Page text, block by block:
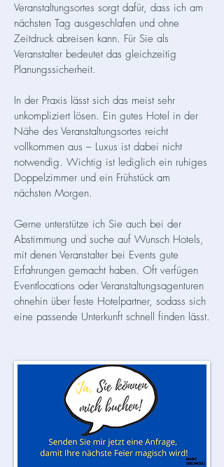
Veranstaltungsortes sorgt dafür, dass ich am
nächsten Tag ausgeschlafen und ohne
Zeitdruck abreisen kann. Für Sie als
Veranstalter bedeutet das gleichzeitig
Planungssicherheit.
In der Praxis lässt sich das meist sehr
unkompliziert lösen. Ein gutes Hotel in der
Nähe des Veranstaltungsortes reicht
vollkommen aus – Luxus ist dabei nicht
notwendig. Wichtig ist lediglich ein ruhiges
Doppelzimmer und ein Frühstück am
nächsten Morgen.
Gerne unterstütze ich Sie auch bei der
Abstimmung und suche auf Wunsch Hotels,
mit denen Veranstalter bei Events gute
Erfahrungen gemacht haben. Oft verfügen
Eventlocations oder Veranstaltungsagenturen
ohnehin über feste Hotelpartner, sodass sich
eine passende Unterkunft schnell finden lässt.